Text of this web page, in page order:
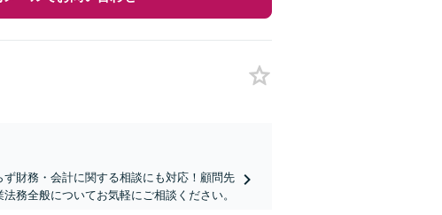
財務・会計に関する相談にも対応！顧問先
務全般についてお気軽にご相談ください。